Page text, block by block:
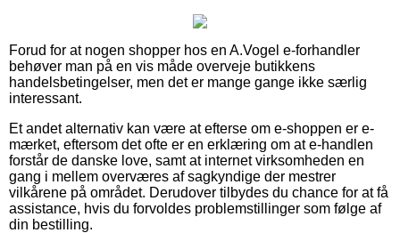
Forud for at nogen shopper hos en A.Vogel e-forhandler
behøver man på en vis måde overveje butikkens
handelsbetingelser, men det er mange gange ikke særlig
interessant.
Et andet alternativ kan være at efterse om e-shoppen er e-
mærket, eftersom det ofte er en erklæring om at e-handlen
forstår de danske love, samt at internet virksomheden en
gang i mellem overværes af sagkyndige der mestrer
vilkårene på området. Derudover tilbydes du chance for at få
assistance, hvis du forvoldes problemstillinger som følge af
din bestilling.